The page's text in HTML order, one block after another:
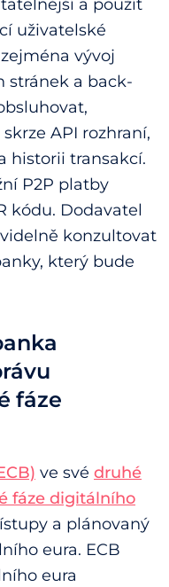
a použít
uživatelské
vývoj
stránek a back-
API rozhraní,
historii transakcí.
P2P platby
kódu. Dodavatel
konzultovat
který bude
fáze
ve své druhé
fáze digitálního
a plánovaný
eura. ECB
eura